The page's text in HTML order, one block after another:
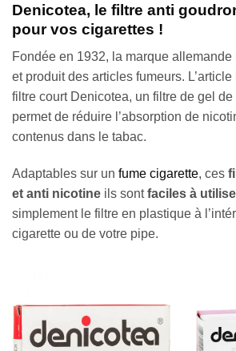
Denicotea, le filtre anti
pour vos cigarettes !
Fondée en 1932, la marque allemande
et produit des articles fumeurs.
filtre court Denicotea, un filtre de gel
permet de réduire l’absorption de
contenus dans le tabac.
Adaptables sur un fume cigarette, ces
et anti nicotine ils sontfaciles à
simplement le filtre en plastique à
cigarette ou de votre pipe.